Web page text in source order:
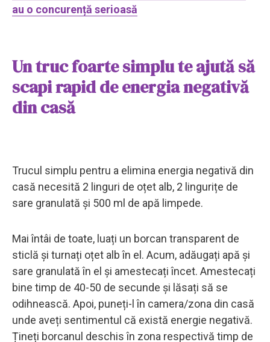
au o concurență serioasă
Un truc foarte simplu te ajută să
scapi rapid de energia negativă
din casă
Trucul simplu pentru a elimina energia negativă din
casă necesită 2 linguri de oțet alb, 2 lingurițe de
sare granulată și 500 ml de apă limpede.
Mai întâi de toate, luați un borcan transparent de
sticlă și turnați oțet alb în el. Acum, adăugați apă și
sare granulată în el și amestecați încet. Amestecați
bine timp de 40-50 de secunde și lăsați să se
odihnească. Apoi, puneți-l în camera/zona din casă
unde aveți sentimentul că există energie negativă.
Țineți borcanul deschis în zona respectivă timp de